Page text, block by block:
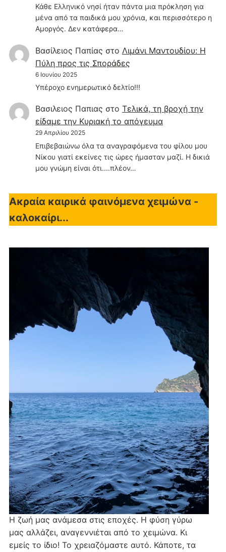
Κάθε Ελληνικό νησί ήταν πάντα μια πρόκληση για
μένα από τα παιδικά μου χρόνια, και περισσότερο η
Αμοργός. Δεν κατάφερα…
Βασίλειος Παπίας στο Λιμάνι Μαντουδίου: Η
Πύλη προς τις Σποράδες
6 Ιουνίου 2025
Υπέροχο ενημερωτικό δελτίο!!!
Βασιλειος Παπιας στο Τελικά, τη βροχή την
είδαμε την Κυριακή το απόγευμα
29 Απριλίου 2025
Επιβεβαιώνω όλα τα αναγραφόμενα του φίλου μου
Νίκου γιατί εκείνες τις ώρες ήμασταν μαζί. Η δικιά
μου γνώμη είναι ότι....πλέον…
Ακραία καιρικά φαινόμενα χειμώνα -
καλοκαίρι...
Η ζωή μας ανάμεσα στις εποχές. Η φύση γύρω
μας αλλάζει, αναγεννιέται από το χειμώνα. Κι
εμείς το ίδιο! Το χρειαζόμαστε αυτό. Κάποτε, τα